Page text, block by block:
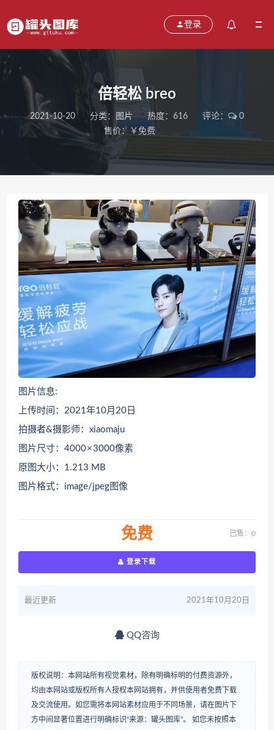
登录
倍轻松 breo
2021-10-20 分类： 图片 热度：616 评论：
0
售价：￥免费
图片信息:
上传时间：2021年10月20日
拍摄者&摄影师：xiaomaju
图片尺寸：4000 × 3000像素
原图大小：1.213 MB
图片格式：image/jpeg图像
免费 已售：0
登录下载
最近更新 2021年10月20日
QQ咨询
版权说明：本网站所有视觉素材，除有明确标明的付费资源外，
均由本网站或版权所有人授权本网站拥有，并供使用者免费下载
及交流使用。如您需将本网站素材应用于不同场景，请在图片下
方中间显著位置进行明确标识“来源：罐头图库”。 如您未按照本